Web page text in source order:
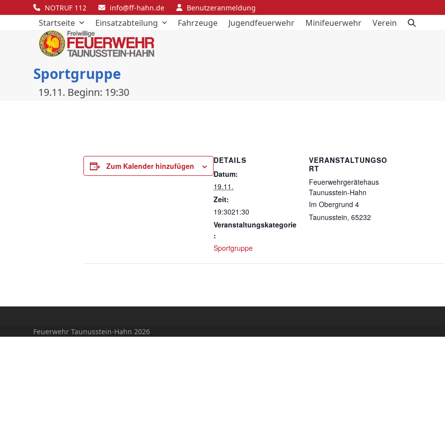
to
NOTRUF 112 info@ff-hahn.de Benutzeranmeldung
Startseite Einsatzabteilung Fahrzeuge Jugendfeuerwehr Minifeuerwehr Verein
Sportgruppe
19.11. Beginn: 19:30
Zum Kalender hinzufügen
DETAILS
Datum:
19.11.
Zeit:
19:3021:30
Veranstaltungskategorie
:
Sportgruppe
VERANSTALTUNGSO
RT
Feuerwehrgerätehaus
Taunusstein-Hahn
Im Obergrund 4
Taunusstein, 65232
Feuerwehr Taunusstein-Hahn 2026